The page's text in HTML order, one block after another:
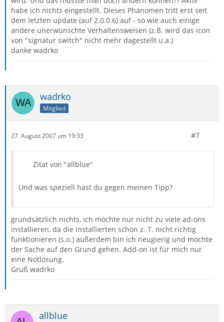
habe ich nichts eingestellt. Dieses Phänomen tritt erst seit
dem letzten update (auf 2.0.0.6) auf - so wie auch einige
andere unerwünschte Verhaltensweisen (z.B. wird das icon
von "signatur switch" nicht mehr dagestellt u.a.)
danke wadrko
wadrko
Mitglied
27. August 2007 um 19:33 #7
Zitat von "allblue"
Und was speziell hast du gegen meinen Tipp?
grundsätzlich nichts, ich möchte nur nicht zu viele ad-ons
installieren, da die installierten schon z. T. nicht richtig
funktionieren (s.o.) außerdem bin ich neugierig und möchte
der Sache auf den Grund gehen. Add-on ist für mich nur
eine Notlösung.
Gruß wadrko
allblue